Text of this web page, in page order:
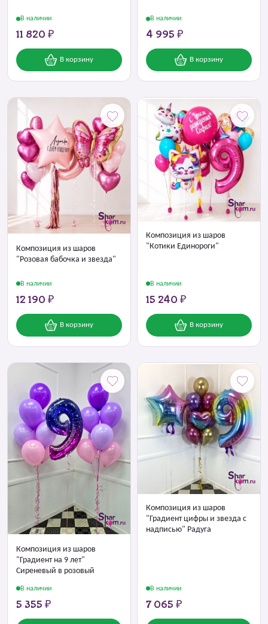
В наличии
11 820 ₽
В корзину
В наличии
4 995 ₽
В корзину
Композиция из шаров
"Розовая бабочка и звезда"
В наличии
12 190 ₽
В корзину
Композиция из шаров
"Котики Единороги"
В наличии
15 240 ₽
В корзину
Композиция из шаров
"Градиент на 9 лет"
Сиреневый в розовый
В наличии
5 355 ₽
Композиция из шаров
"Градиент цифры и звезда с
надписью" Радуга
В наличии
7 065 ₽